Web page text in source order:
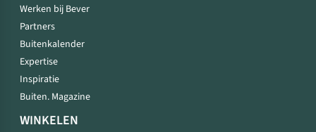
Werken bij Bever
Partners
Buitenkalender
Expertise
Inspiratie
Buiten. Magazine
WINKELEN